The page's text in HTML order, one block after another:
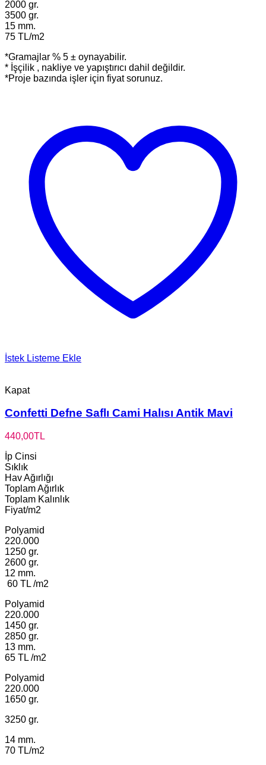
2000 gr.
3500 gr.
15 mm.
75 TL/m2
*Gramajlar % 5 ± oynayabilir.
* İşçilik , nakliye ve yapıştırıcı dahil değildir.
*Proje bazında işler için fiyat sorunuz.
İstek Listeme Ekle
Kapat
Confetti Defne Saflı Cami Halısı Antik Mavi
440,00TL
İp Cinsi
Sıklık
Hav Ağırlığı
Toplam Ağırlık
Toplam Kalınlık
Fiyat/m2
Polyamid
220.000
1250 gr.
2600 gr.
12 mm.
60 TL /m2
Polyamid
220.000
1450 gr.
2850 gr.
13 mm.
65 TL /m2
Polyamid
220.000
1650 gr.
3250 gr.
14 mm.
70 TL/m2